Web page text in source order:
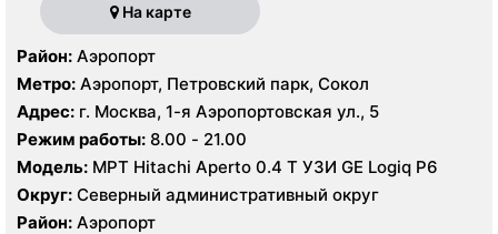
На карте
Район: Аэропорт
Метро: Аэропорт, Петровский парк, Сокол
Адрес: г. Москва, 1-я Аэропортовская ул., 5
Режим работы: 8.00 - 21.00
Модель: МРТ Hitachi Aperto 0.4 Т УЗИ GE Logiq P6
Округ: Северный административный округ
Район: Аэропорт